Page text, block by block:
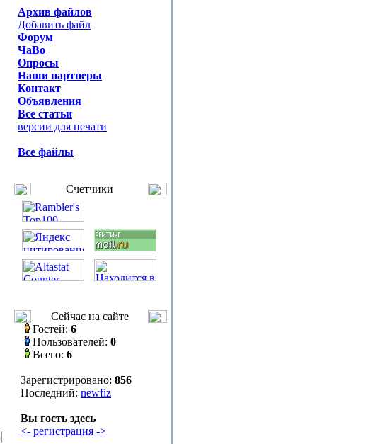
Архив файлов
Добавить файл
Форум
ЧаВо
Опросы
Наши партнеры
Контакт
Объявления
Все статьи
версии для печати
Все файлы
Счетчики
Сейчас на сайте
Гостей: 6
Пользователей: 0
Всего: 6
Зарегистрировано: 856
Последний: newfiz
Вы гость здесь
<- регистрация ->